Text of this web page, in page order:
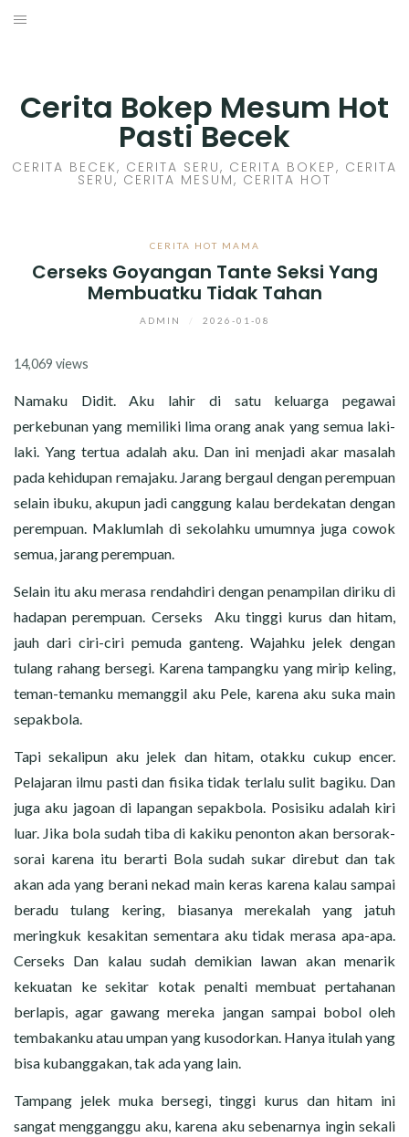
Skip
Cerita Bokep Mesum Hot
Pasti Becek
CERITA BECEK, CERITA SERU, CERITA BOKEP, CERITA
SERU, CERITA MESUM, CERITA HOT
CERITA HOT MAMA
Cerseks Goyangan Tante Seksi Yang
Membuatku Tidak Tahan
ADMIN 2026-01-08
14,069 views
Namaku Didit. Aku lahir di satu keluarga pegawai
perkebunan yang memiliki lima orang anak yang semua laki-
laki. Yang tertua adalah aku. Dan ini menjadi akar masalah
pada kehidupan remajaku. Jarang bergaul dengan perempuan
selain ibuku, akupun jadi canggung kalau berdekatan dengan
perempuan. Maklumlah di sekolahku umumnya juga cowok
semua, jarang perempuan.
Selain itu aku merasa rendahdiri dengan penampilan diriku di
hadapan perempuan. Cerseks Aku tinggi kurus dan hitam,
jauh dari ciri-ciri pemuda ganteng. Wajahku jelek dengan
tulang rahang bersegi. Karena tampangku yang mirip keling,
teman-temanku memanggil aku Pele, karena aku suka main
sepakbola.
Tapi sekalipun aku jelek dan hitam, otakku cukup encer.
Pelajaran ilmu pasti dan fisika tidak terlalu sulit bagiku. Dan
juga aku jagoan di lapangan sepakbola. Posisiku adalah kiri
luar. Jika bola sudah tiba di kakiku penonton akan bersorak-
sorai karena itu berarti Bola sudah sukar direbut dan tak
akan ada yang berani nekad main keras karena kalau sampai
beradu tulang kering, biasanya merekalah yang jatuh
meringkuk kesakitan sementara aku tidak merasa apa-apa.
Cerseks Dan kalau sudah demikian lawan akan menarik
kekuatan ke sekitar kotak penalti membuat pertahanan
berlapis, agar gawang mereka jangan sampai bobol oleh
tembakanku atau umpan yang kusodorkan. Hanya itulah yang
bisa kubanggakan, tak ada yang lain.
Tampang jelek muka bersegi, tinggi kurus dan hitam ini
sangat mengganggu aku, karena aku sebenarnya ingin sekali
CERITA SEX HOT
CERITA SKANDAL
CERITA BASAH
CERITA NAKAL
CERITA SEMPROT
CERITA SPERMA
CERITA ANAK TIRI
CERITA HOT MAMA
CERITA TANTE SEXY
CARA NGIKLAN DI CERITAGILA.COM?